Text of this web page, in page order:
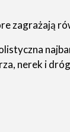
zagrażają
nerek i